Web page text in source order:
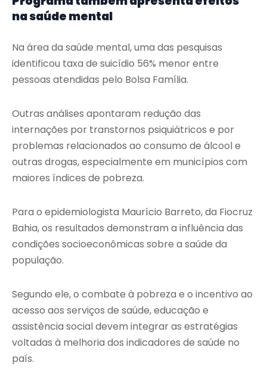
na saúde mental
Na área da saúde mental, uma das pesquisas
identificou taxa de suicídio 56% menor entre
pessoas atendidas pelo Bolsa Família.
Outras análises apontaram redução das
internações por transtornos psiquiátricos e por
problemas relacionados ao consumo de álcool e
outras drogas, especialmente em municípios com
maiores índices de pobreza.
Para o epidemiologista Maurício Barreto, da Fiocruz
Bahia, os resultados demonstram a influência das
condições socioeconômicas sobre a saúde da
população.
Segundo ele, o combate à pobreza e o incentivo ao
acesso aos serviços de saúde, educação e
assistência social devem integrar as estratégias
voltadas à melhoria dos indicadores de saúde no
país.